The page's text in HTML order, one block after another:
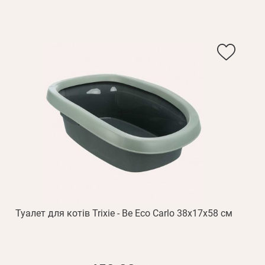
Туалет для котів Trixie - Be Eco Carlo 38х17х58 см
Зареєструватися